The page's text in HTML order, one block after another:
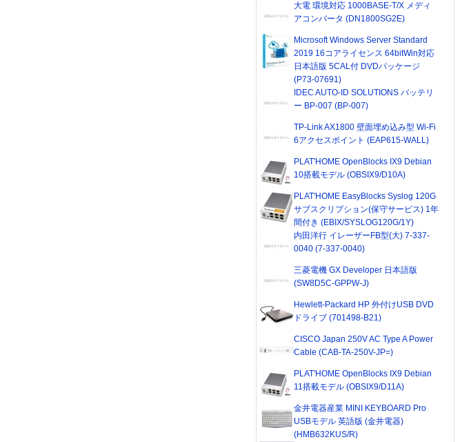
大電 環境対応 1000BASE-T/X メディ
アコンバータ (DN1800SG2E)
Microsoft Windows Server Standard
2019 16コアライセンス 64bitWin対応
日本語版 5CAL付 DVDパッケージ
(P73-07691)
IDEC AUTO-ID SOLUTIONS バッテリ
ー BP-007 (BP-007)
TP-Link AX1800 壁面埋め込み型 Wi-Fi
6アクセスポイント (EAP615-WALL)
PLAT'HOME OpenBlocks IX9 Debian
10搭載モデル (OBSIX9/D10A)
PLAT'HOME EasyBlocks Syslog 120G
サブスクリプション(保守サービス) 1年
間付き (EBIX/SYSLOG120G/1Y)
内田洋行 イレーザーFB型(大) 7-337-
0040 (7-337-0040)
三菱電機 GX Developer 日本語版
(SW8D5C-GPPW-J)
Hewlett-Packard HP 外付けUSB DVD
ドライブ (701498-B21)
CISCO Japan 250V AC Type A Power
Cable (CAB-TA-250V-JP=)
PLAT'HOME OpenBlocks IX9 Debian
11搭載モデル (OBSIX9/D11A)
金井電器産業 MINI KEYBOARD Pro
USBモデル 英語版 (金井電器)
(HMB632KUS/R)